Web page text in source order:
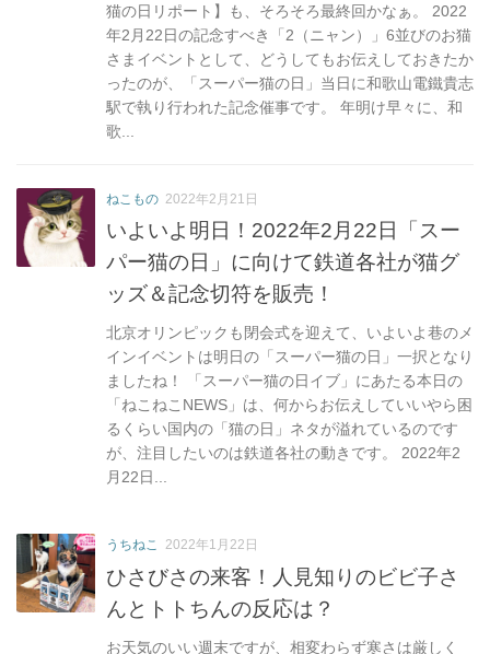
猫の日リポート】も、そろそろ最終回かなぁ。 2022
年2月22日の記念すべき「2（ニャン）」6並びのお猫
さまイベントとして、どうしてもお伝えしておきたか
ったのが、「スーパー猫の日」当日に和歌山電鐵貴志
駅で執り行われた記念催事です。 年明け早々に、和
歌...
ねこもの 2022年2月21日
いよいよ明日！2022年2月22日「スー
パー猫の日」に向けて鉄道各社が猫グ
ッズ＆記念切符を販売！
北京オリンピックも閉会式を迎えて、いよいよ巷のメ
インイベントは明日の「スーパー猫の日」一択となり
ましたね！ 「スーパー猫の日イブ」にあたる本日の
「ねこねこNEWS」は、何からお伝えしていいやら困
るくらい国内の「猫の日」ネタが溢れているのです
が、注目したいのは鉄道各社の動きです。 2022年2
月22日...
うちねこ 2022年1月22日
ひさびさの来客！人見知りのビビ子さ
んとトトちんの反応は？
お天気のいい週末ですが、相変わらず寒さは厳しく